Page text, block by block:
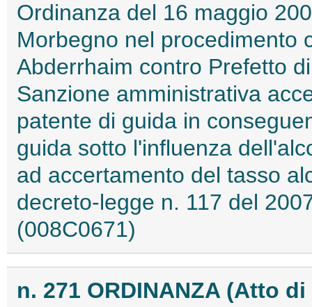
Ordinanza del 16 maggio
Morbegno nel procedimento
Abderrhaim contro Prefetto
Sanzione amministrativa
patente di guida in
guida sotto l'influenza
ad accertamento del tasso
decreto-legge n. 117 del
(008C0671)
n. 271 ORDINANZA (Atto